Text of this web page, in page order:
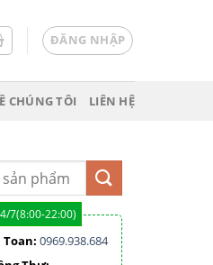
ĐĂNG NHẬP
CHÚNG TÔI LIÊN HỆ
7(8:00-22:00)
0969.938.684